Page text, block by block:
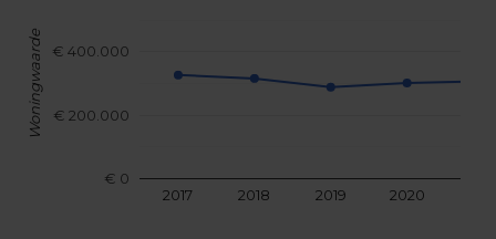
2017 2018 2019 2020
€ 0
€ 200.000
€ 400.000
Woningwaarde